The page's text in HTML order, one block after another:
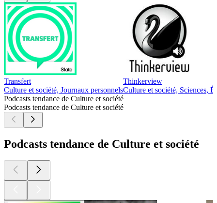
Transfert
Culture et société, Journaux personnels
Thinkerview
Culture et société, Sciences,
Podcasts tendance de Culture et société
Podcasts tendance de Culture et société
Podcasts tendance de Culture et société